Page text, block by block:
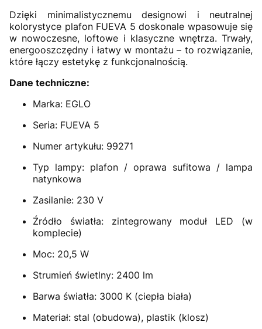
Dzięki minimalistycznemu designowi i neutralnej
kolorystyce plafon FUEVA 5 doskonale wpasowuje się
w nowoczesne, loftowe i klasyczne wnętrza. Trwały,
energooszczędny i łatwy w montażu – to rozwiązanie,
które łączy estetykę z funkcjonalnością.
Dane techniczne:
Marka: EGLO
Seria: FUEVA 5
Numer artykułu: 99271
Typ lampy: plafon / oprawa sufitowa / lampa
natynkowa
Zasilanie: 230 V
Źródło światła: zintegrowany moduł LED (w
komplecie)
Moc: 20,5 W
Strumień świetlny: 2400 lm
Barwa światła: 3000 K (ciepła biała)
Materiał: stal (obudowa), plastik (klosz)